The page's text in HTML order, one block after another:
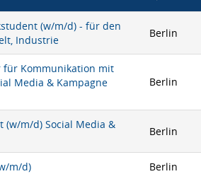
(w/m/d) - für den
Industrie
Berlin
für Kommunikation mit
Media & Kampagne
Berlin
(w/m/d) Social Media &
Berlin
m/d) Berlin